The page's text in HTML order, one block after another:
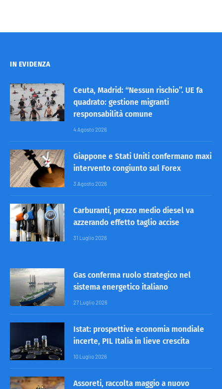
IN EVIDENZA
Ceuta, Madrid: “Nessun rischio”. UE fa
quadrato: gestione migranti
responsabilità comune
4 Agosto 2026
Giappone e Stati Uniti confermano maxi
intervento congiunto sul Forex
3 Agosto 2026
Carburanti, prezzo medio diesel va
azzerando effetto taglio accise
31 Luglio 2026
Gas conferma ruolo strategico nel
sistema energetico italiano
27 Luglio 2026
Istat: prospettive economia mondiale
incerte, PIL Italia in lieve crescita
10 Luglio 2026
Assoreti, raccolta maggio a nuovo